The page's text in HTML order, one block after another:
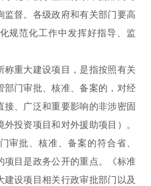
监督。各级政府和有关部门要高
规范化工作中发挥好指导、监
重大建设项目，是指按照有关
部门审批、核准、备案的，对经
接、广泛和重要影响的非涉密固
投资项目和对外援助项目）。
审批、核准、备案的符合省、
项目是政务公开的重点。《标准
建设项目相关行政审批部门以及